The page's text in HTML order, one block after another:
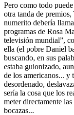
Pero como todo
otra tanda de
numerito debería
programas de Rosa
televisión mundial”,
ella (el pobre Daniel
buscando, en sus
estaba guionizado,
de los americanos... y
desordenado,
sería la cosa que los
meter directamente
bocazas...